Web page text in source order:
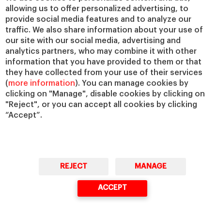
allowing us to offer personalized advertising, to
provide social media features and to analyze our
traffic. We also share information about your use of
our site with our social media, advertising and
analytics partners, who may combine it with other
information that you have provided to them or that
they have collected from your use of their services
(more information). You can manage cookies by
clicking on "Manage", disable cookies by clicking on
"Reject", or you can accept all cookies by clicking
“Accept”.
REJECT MANAGE
ACCEPT
IESE Insight
IESE Publishing
Colabora con el IESE
Servicios
Biblioteca
Canal de Compliance
Capellanía
IESE Shop
Jobs @IESE
Préstamos y becas
© Copyright, 2026. IESE Business School | University of Navarra
Cookies Ciberseguridad